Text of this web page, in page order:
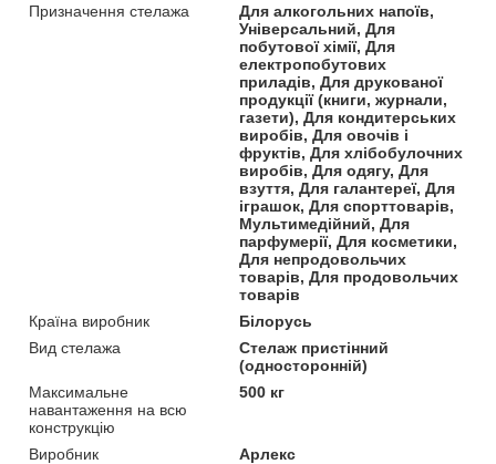
Призначення стелажа
Для алкогольних напоїв,
Універсальний, Для
побутової хімії, Для
електропобутових
приладів, Для друкованої
продукції (книги, журнали,
газети), Для кондитерських
виробів, Для овочів і
фруктів, Для хлібобулочних
виробів, Для одягу, Для
взуття, Для галантереї, Для
іграшок, Для спорттоварів,
Мультимедійний, Для
парфумерії, Для косметики,
Для непродовольчих
товарів, Для продовольчих
товарів
Країна виробник
Білорусь
Вид стелажа
Стелаж пристінний
(односторонній)
Максимальне
навантаження на всю
конструкцію
500 кг
Виробник Арлекс